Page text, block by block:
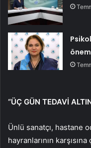
“ÜÇ GÜN TEDAVİ
Ünlü sanatçı, hastane
hayranlarının